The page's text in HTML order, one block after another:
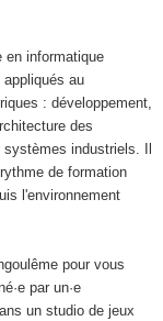
en informatique
au
: développement,
des
industriels. Il
de formation
l'environnement
pour vous
par un·e
un studio de jeux